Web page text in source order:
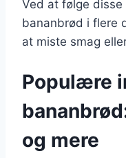
Ved at følge
bananbrød i flere
at miste smag
Populære
og mere